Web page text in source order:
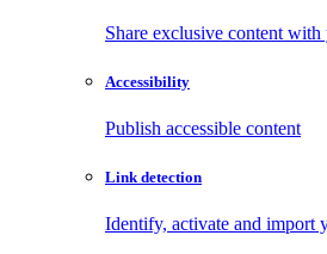
Share exclusive content with
Accessibility
Publish accessible content
Link detection
Identify, activate and import